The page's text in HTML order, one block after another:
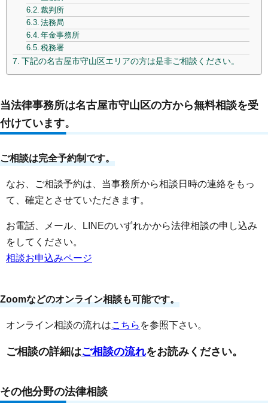
裁判所
法務局
年金事務所
税務署
下記の名古屋市守山区エリアの方は是非ご相談ください。
当法律事務所は名古屋市守山区の方から無料相談を受
付けています。
ご相談は完全予約制です。
なお、ご相談予約は、当事務所から相談日時の連絡をもっ
て、確定とさせていただきます。
お電話、メール、LINEのいずれかから法律相談の申し込み
をしてください。
相談お申込みページ
Zoomなどのオンライン相談も可能です。
オンライン相談の流れはこちら を参照下さい。
ご相談の詳細はご相談の流れをお読みください。
その他分野の法律相談